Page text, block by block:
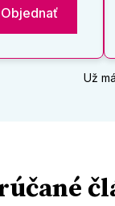
Objednať
Už